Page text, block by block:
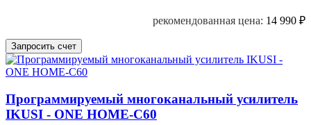
рекомендованная цена: 14 990 ₽
Программируемый многоканальный усилитель
IKUSI - ONE HOME-C60